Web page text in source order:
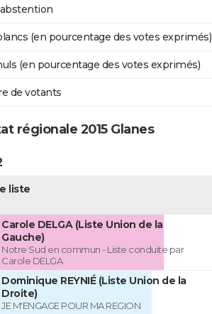
(en pourcentage des votes exprimés)
(en pourcentage des votes exprimés)
de votants
régionale 2015 Glanes
liste
Carole DELGA (Liste Union de la
Gauche)
Notre Sud en commun - Liste conduite par
Carole DELGA
Dominique REYNIÉ (Liste Union de la
Droite)
JE M'ENGAGE POUR MA REGION